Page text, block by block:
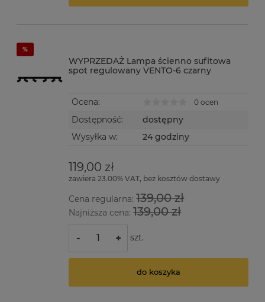
WYPRZEDAŻ Lampa ścienno sufitowa
spot regulowany VENTO-6 czarny
Ocena: 0 ocen
Dostępność:
dostępny
Wysyłka w:
24 godziny
119,00 zł
zawiera 23.00% VAT, bez kosztów dostawy
Cena regularna:139,00 zł
Najniższa cena:139,00 zł
- + szt.
do koszyka